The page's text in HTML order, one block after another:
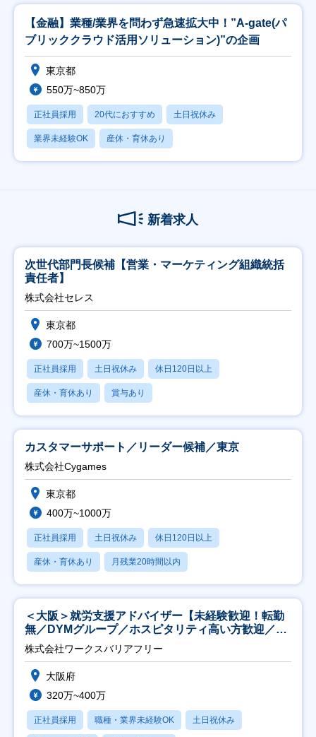
【金融】業種/業界を問わず急速拡大中！”A-gate(パ
ブリッククラウド活用ソリューション)”の企画
東京都
550万~850万
正社員採用 20代におすすめ 土日祝休み
業界未経験OK 産休・育休あり
新着求人
次世代部門長候補【営業・マーケティング組織統括
責任者】
株式会社セレス
東京都
700万~1500万
正社員採用 土日祝休み 休日120日以上
産休・育休あり 賞与あり
カスタマーサポート／リーダー候補／東京
株式会社Cygames
東京都
400万~1000万
正社員採用 土日祝休み 休日120日以上
産休・育休あり 月残業20時間以内
＜大阪＞就労支援アドバイザー【未経験歓迎！転勤
無／DYMグループ／ホスピタリティ高い方歓迎／土
日祝】
株式会社ワークスバリアフリー
大阪府
320万~400万
正社員採用 職種・業界未経験OK 土日祝休み